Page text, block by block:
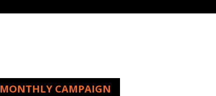
MONTHLY CAMPAIGN